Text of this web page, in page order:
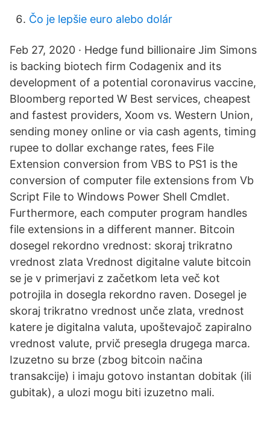
Čo je lepšie euro alebo dolár
Feb 27, 2020 · Hedge fund billionaire Jim Simons
is backing biotech firm Codagenix and its
development of a potential coronavirus vaccine,
Bloomberg reported W Best services, cheapest
and fastest providers, Xoom vs. Western Union,
sending money online or via cash agents, timing
rupee to dollar exchange rates, fees File
Extension conversion from VBS to PS1 is the
conversion of computer file extensions from Vb
Script File to Windows Power Shell Cmdlet.
Furthermore, each computer program handles
file extensions in a different manner. Bitcoin
dosegel rekordno vrednost: skoraj trikratno
vrednost zlata Vrednost digitalne valute bitcoin
se je v primerjavi z začetkom leta več kot
potrojila in dosegla rekordno raven. Dosegel je
skoraj trikratno vrednost unče zlata, vrednost
katere je digitalna valuta, upoštevajoč zapiralno
vrednost valute, prvič presegla drugega marca.
Izuzetno su brze (zbog bitcoin načina
transakcije) i imaju gotovo instantan dobitak (ili
gubitak), a ulozi mogu biti izuzetno mali.